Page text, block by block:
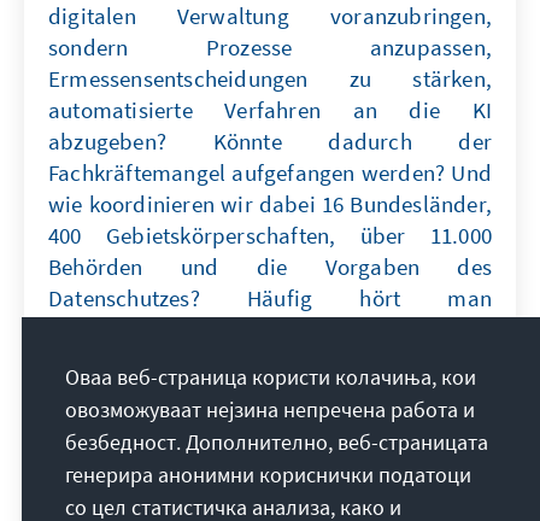
digitalen Verwaltung voranzubringen,
sondern Prozesse anzupassen,
Ermessensentscheidungen zu stärken,
automatisierte Verfahren an die KI
abzugeben? Könnte dadurch der
Fachkräftemangel aufgefangen werden? Und
wie koordinieren wir dabei 16 Bundesländer,
400 Gebietskörperschaften, über 11.000
Behörden und die Vorgaben des
Datenschutzes? Häufig hört man
werden.“ oder „Wir brauchen den großen
Wurf.“ Andere wiederum meinen, dass
Staatsmodernisierung kontinuierlich und in
vielen kleinen Schritten erfolgen muss. Wer
übernimmt hier Koordination und politische
Оваа веб-страница користи колачиња, кои
овозможуваат нејзина непречена работа и
безбедност. Дополнително, веб-страницата
генерира анонимни кориснички податоци
со цел статистичка анализа, како и